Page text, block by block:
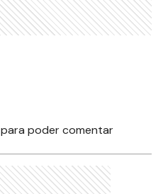
para poder comentar